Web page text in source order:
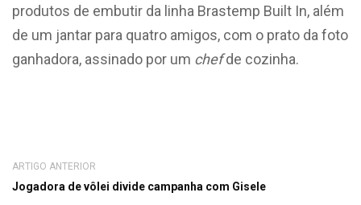
produtos de embutir da linha Brastemp Built In, além
de um jantar para quatro amigos, com o prato da foto
ganhadora, assinado por um chefde cozinha.
ARTIGO ANTERIOR
Jogadora de vôlei divide campanha com Gisele